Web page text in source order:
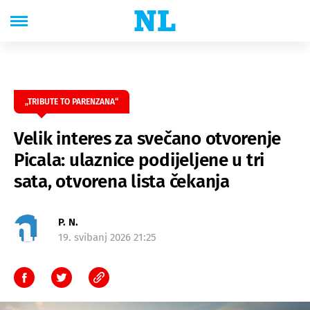
„TRIBUTE TO PARENZANA“
Velik interes za svečano otvorenje
Picala: ulaznice podijeljene u tri
sata, otvorena lista čekanja
P. N.
19. svibanj 2026 21:25